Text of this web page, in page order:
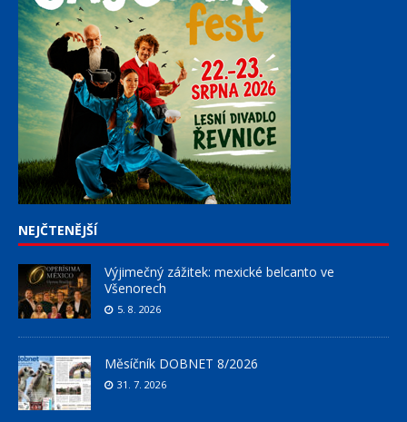
NEJČTENĚJŠÍ
Výjimečný zážitek: mexické belcanto ve
Všenorech
5. 8. 2026
Měsíčník DOBNET 8/2026
31. 7. 2026